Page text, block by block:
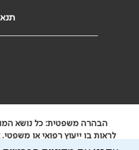
הבהרה משפטית: כל נושא
לראות בו ייעוץ רפואי או
זה ולכל